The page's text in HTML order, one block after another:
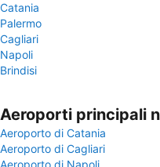
Catania
Palermo
Cagliari
Napoli
Brindisi
Aeroporti principali
Aeroporto di Catania
Aeroporto di Cagliari
Aeroporto di Napoli